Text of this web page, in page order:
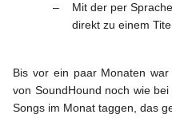
Mit der per
direkt zu einem
Bis vor ein paar Monaten
von SoundHound noch wie
Songs im Monat taggen, das